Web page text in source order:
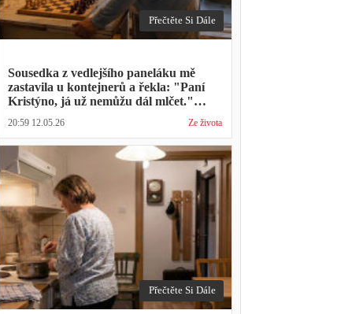
Přečtěte Si Dále
Sousedka z vedlejšího paneláku mě
zastavila u kontejnerů a řekla: "Paní
Kristýno, já už nemůžu dál mlčet."
manžela ve čtvrtky na lavičce před
lékárnou s tou samou ženou
20:59 12.05.26 Ze života
Přečtěte Si Dále